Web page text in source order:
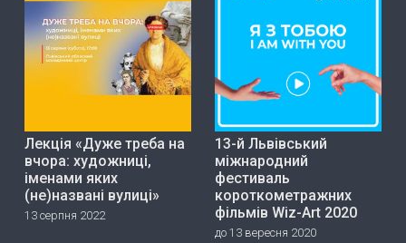
Лекція «Дуже треба на
вчора: художниці,
іменами яких
(не)названі вулиці»
13 серпня 2022
13-й Львівський
міжнародний
фестиваль
короткометражних
фільмів Wiz-Art 2020
до 13 вересня 2020